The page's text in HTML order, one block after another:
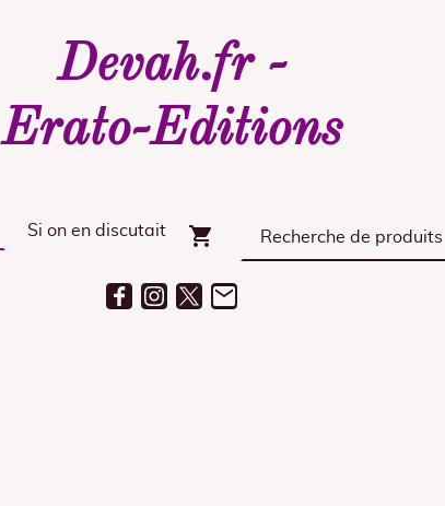
Devah.fr -
Erato-Editions
Si on en discutait